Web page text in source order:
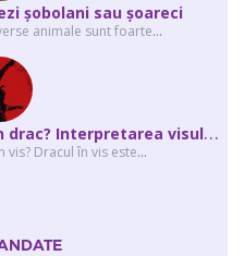
şobolani sau şoareci
animale sunt foarte...
C
e înseamnă când visezi un drac? Interpretarea visului în care apar unul sau...
Dracul în vis este...